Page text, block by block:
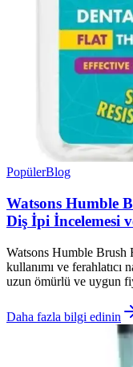
PopülerBlog
Watsons Humble
Diş İpi İncelemesi
Watsons Humble Brush
kullanımı ve ferahlatıcı
uzun ömürlü ve uygun
Daha fazla bilgi edinin